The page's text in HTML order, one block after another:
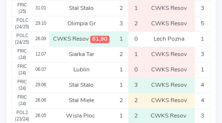
FRIC
(25)
31.01 Stal Stalo 2 1 CWKS Resov 3
POLC
(24/25)
29.10 Olimpia Gr 3 2 CWKS Resov 5
POLC
(24/25)
26.09 CWKS Resov 81,90 1 0 Lech Pozna 1
FRIC
(24)
12.07 Siarka Tar 2 1 CWKS Resov 3
FRIC
(24)
06.07 Lublin 1 0 CWKS Resov 1
FRIC
(24)
29.06 Stal Stalo 1 3 CWKS Resov 4
FRIC
(24)
26.06 Stal Miele 2 2 CWKS Resov 4
POL2
(23/24)
26.05 Wisla Ploc 1 2 CWKS Resov 3